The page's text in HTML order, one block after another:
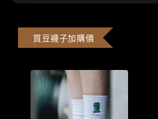
買豆襪子加購價